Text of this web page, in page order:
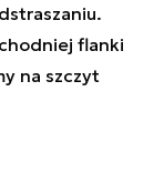
flanki
na szczyt